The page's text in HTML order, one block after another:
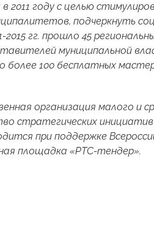
2011 году с целью
подчеркнуть
гг. прошло 45
муниципальной
100 бесплатных
организация малого и
стратегических
при поддержке
площадка «РТС-тендер».